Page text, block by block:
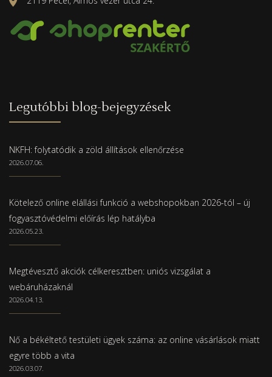
Legutóbbi blog-bejegyzések
NKFH: folytatódik a zöld állítások ellenőrzése
2026.07.06.
Kötelező online elállási funkció a webshopokban 2026-tól – új
fogyasztóvédelmi előírás lép hatályba
2026.05.23.
Megtévesztő akciók célkeresztben: uniós vizsgálat a
webáruházaknál
2026.04.13.
Nő a békéltető testületi ügyek száma: az online vásárlások miatt
egyre több a vita
2026.03.07.